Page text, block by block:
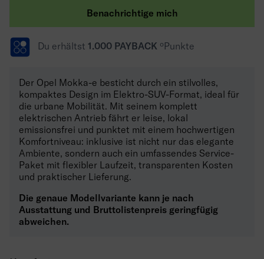
Benachrichtige mich
Du erhältst 1.000 PAYBACK ºPunkte
Der Opel Mokka-e besticht durch ein stilvolles,
kompaktes Design im Elektro-SUV-Format, ideal für
die urbane Mobilität. Mit seinem komplett
elektrischen Antrieb fährt er leise, lokal
emissionsfrei und punktet mit einem hochwertigen
Komfortniveau: inklusive ist nicht nur das elegante
Ambiente, sondern auch ein umfassendes Service-
Paket mit flexibler Laufzeit, transparenten Kosten
und praktischer Lieferung.
Die genaue Modellvariante kann je nach
Ausstattung und Bruttolistenpreis geringfügig
abweichen.